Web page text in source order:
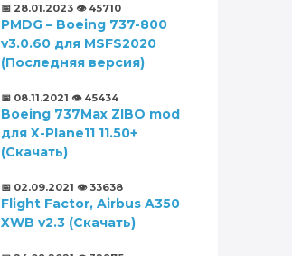
📅 28.01.2023 👁️ 45710
PMDG – Boeing 737-800
v3.0.60 для MSFS2020
(Последняя версия)
📅 08.11.2021 👁️ 45434
Boeing 737Max ZIBO mod
для X-Plane11 11.50+
(Скачать)
📅 02.09.2021 👁️ 33638
Flight Factor, Airbus A350
XWB v2.3 (Скачать)